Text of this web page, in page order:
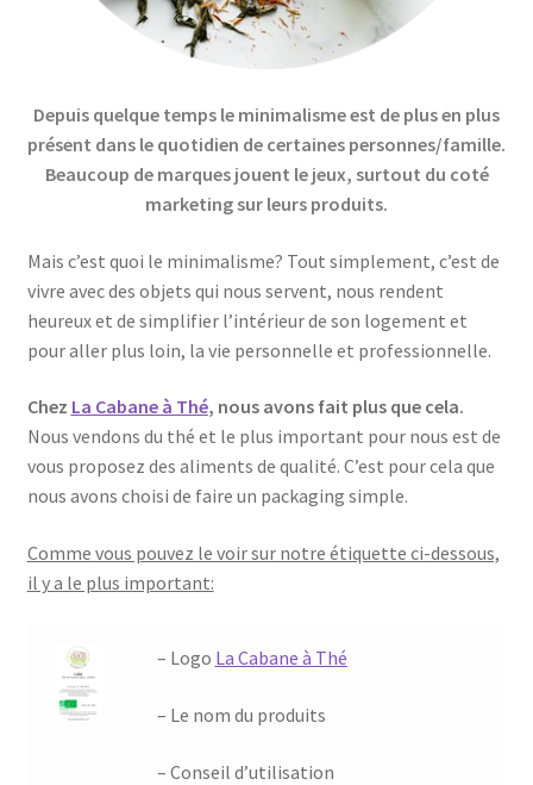
Depuis quelque temps le minimalisme est de plus en plus
présent dans le quotidien de certaines personnes/famille.
Beaucoup de marques jouent le jeux, surtout du coté
marketing sur leurs produits.
Mais c’est quoi le minimalisme? Tout simplement, c’est de
vivre avec des objets qui nous servent, nous rendent
heureux et de simplifier l’intérieur de son logement et
pour aller plus loin, la vie personnelle et professionnelle.
Chez La Cabane à Thé, nous avons fait plus que cela.
Nous vendons du thé et le plus important pour nous est de
vous proposez des aliments de qualité. C’est pour cela que
nous avons choisi de faire un packaging simple.
Comme vous pouvez le voir sur notre étiquette ci-dessous,
il y a le plus important:
– Logo La Cabane à Thé
– Le nom du produits
– Conseil d’utilisation